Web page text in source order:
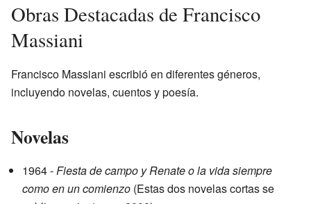
Obras Destacadas de Francisco
Massiani
Francisco Massiani escribió en diferentes géneros,
incluyendo novelas, cuentos y poesía.
Novelas
1964 -Fiesta de campo y Renate o la vida siempre
como en un comienzo (Estas dos novelas cortas se